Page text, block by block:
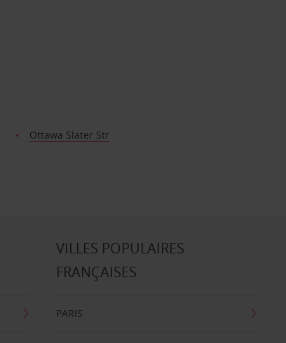
Ottawa Slater Str
VILLES POPULAIRES
FRANÇAISES
PARIS